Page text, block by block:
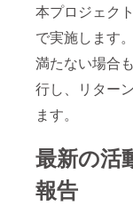
本プロジェク
で実施します
満たない場合
行し、リター
ます。
最新の活
報告